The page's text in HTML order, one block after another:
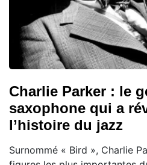
Charlie Parker : le
saxophone qui a
l’histoire du jazz
Surnommé « Bird », Charlie